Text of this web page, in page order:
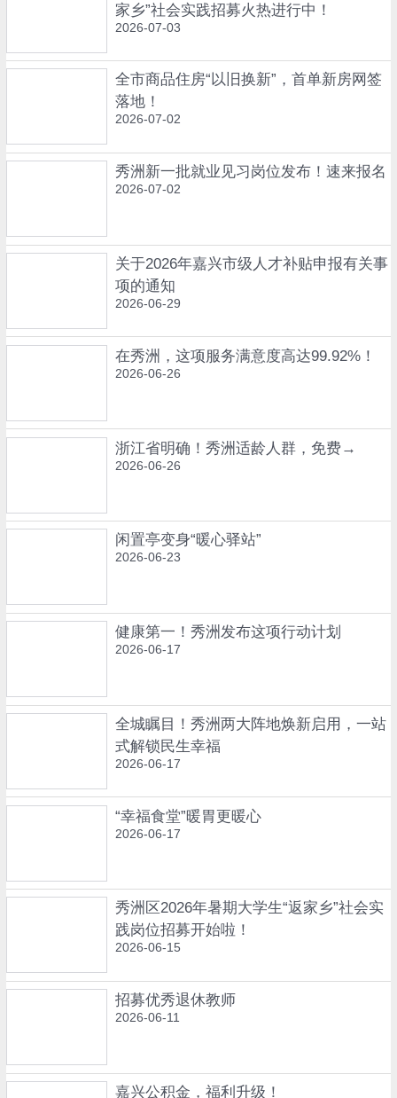
家乡”社会实践招募火热进行中！
2026-07-03
全市商品住房“以旧换新”，首单新房网签
落地！
2026-07-02
秀洲新一批就业见习岗位发布！速来报名
2026-07-02
关于2026年嘉兴市级人才补贴申报有关事
项的通知
2026-06-29
在秀洲，这项服务满意度高达99.92%！
2026-06-26
浙江省明确！秀洲适龄人群，免费→
2026-06-26
闲置亭变身“暖心驿站”
2026-06-23
健康第一！秀洲发布这项行动计划
2026-06-17
全城瞩目！秀洲两大阵地焕新启用，一站
式解锁民生幸福
2026-06-17
“幸福食堂”暖胃更暖心
2026-06-17
秀洲区2026年暑期大学生“返家乡”社会实
践岗位招募开始啦！
2026-06-15
招募优秀退休教师
2026-06-11
嘉兴公积金，福利升级！